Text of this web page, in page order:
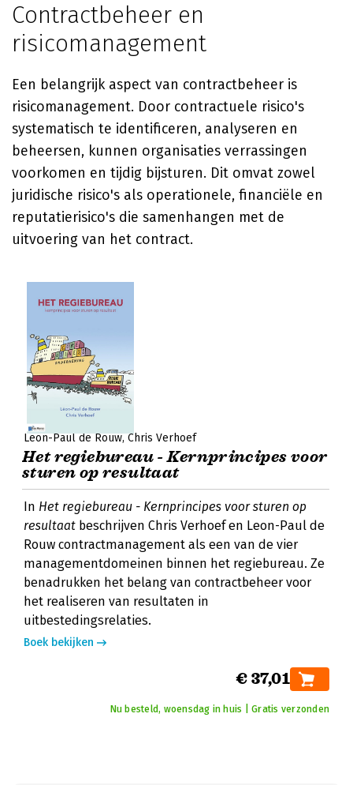
Contractbeheer en
risicomanagement
Een belangrijk aspect van contractbeheer is
risicomanagement. Door contractuele risico's
systematisch te identificeren, analyseren en
beheersen, kunnen organisaties verrassingen
voorkomen en tijdig bijsturen. Dit omvat zowel
juridische risico's als operationele, financiële en
reputatierisico's die samenhangen met de
uitvoering van het contract.
Leon-Paul de Rouw Chris Verhoef
Het regiebureau - Kernprincipes voor
sturen op resultaat
In Het regiebureau - Kernprincipes voor sturen op
resultaat beschrijven Chris Verhoef en Leon-Paul de
Rouw contractmanagement als een van de vier
managementdomeinen binnen het regiebureau. Ze
benadrukken het belang van contractbeheer voor
het realiseren van resultaten in
uitbestedingsrelaties.
Boek bekijken
€ 37,01
Nu besteld, woensdag in huis | Gratis verzonden